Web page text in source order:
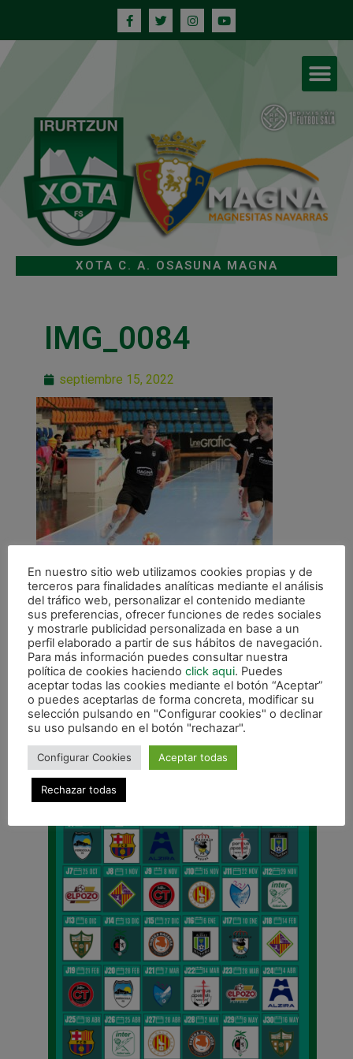
XOTA C. A. OSASUNA MAGNA
IMG_0084
septiembre 15, 2022
ANTERIOR
Cerviño: «Quiero dar las gracias al club por haberme hecho el jugador que soy hoy»
CALENDARIO DE LIGA
En nuestro sitio web utilizamos cookies propias y de
terceros para finalidades analíticas mediante el análisis
del tráfico web, personalizar el contenido mediante
sus preferencias, ofrecer funciones de redes sociales
y mostrarle publicidad personalizada en base a un
perfil elaborado a partir de sus hábitos de navegación.
Para más información puedes consultar nuestra
política de cookies haciendo click aqui. Puedes
aceptar todas las cookies mediante el botón “Aceptar”
o puedes aceptarlas de forma concreta, modificar su
selección pulsando en "Configurar cookies" o declinar
su uso pulsando en el botón "rechazar".
Configurar Cookies Aceptar todas
Rechazar todas